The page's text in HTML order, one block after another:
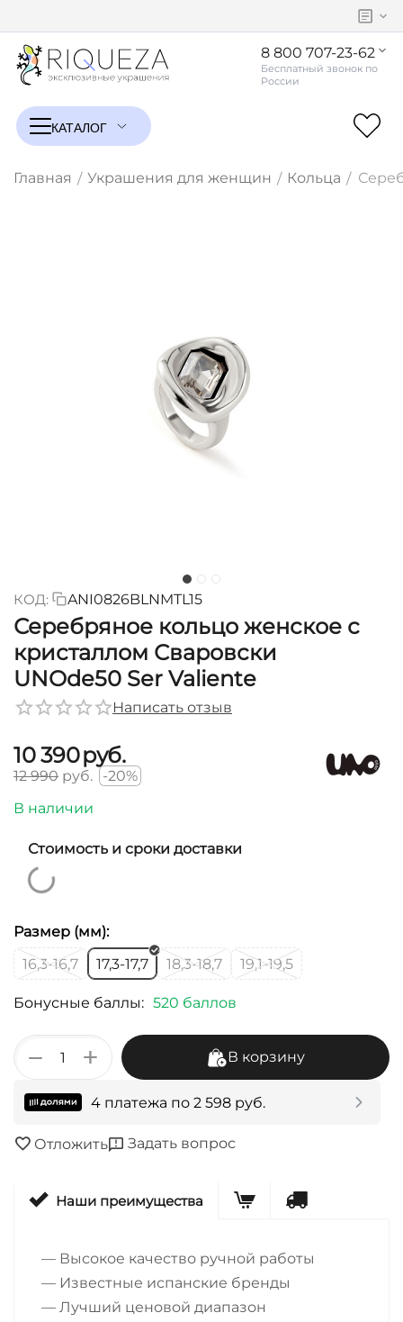
8 800 707-23-62
Главная / Украшения для женщин / Кольца /
КОД: ANI0826BLNMTL15
Серебряное кольцо женское с
кристаллом Сваровски
UNOde50 Ser Valiente
Написать отзыв
10 390руб.
12 990 руб.
-20%
В наличии
Стоимость и сроки доставки
Размер (мм):
16,3-16,7
17,3-17,7 18,3-18,7 19,1-19,5
Бонусные баллы: 520 баллов
+
− В корзину
4 платежа по 2 598 руб.
Отложить Задать вопрос
Наши преимущества
— Высокое качество ручной работы
— Известные испанские бренды
— Лучший ценовой диапазон